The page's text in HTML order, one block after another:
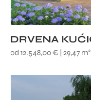
DRVENA
od 12.548,00 € | 29,47